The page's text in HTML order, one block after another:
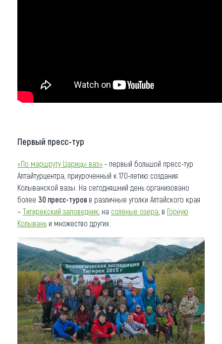
Первый пресс-тур
«По маршруту Царицы ваз» - первый большой пресс-тур
Алтайтурцентра, приуроченный к 170-летию создания
Колыванской вазы. На сегодняшний день организовано
более 30 пресс-туров в различные уголки Алтайского края
– Тигирекский заповедник , на соленые озера , в Горную
Колывань и множество других.